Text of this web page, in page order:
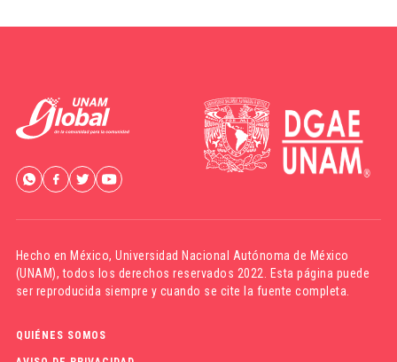
Hecho en México,Universidad Nacional Autónoma de México
(UNAM), todos los derechos reservados 2022. Esta página puede
ser reproducida siempre y cuando se cite la fuente completa.
QUIÉNES SOMOS